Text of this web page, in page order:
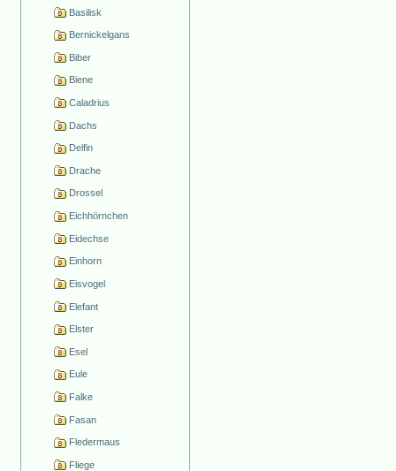
Basilisk
Bernickelgans
Biber
Biene
Caladrius
Dachs
Delfin
Drache
Drossel
Eichhörnchen
Eidechse
Einhorn
Eisvogel
Elefant
Elster
Esel
Eule
Falke
Fasan
Fledermaus
Fliege